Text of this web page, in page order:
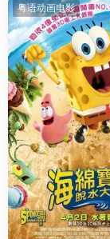
粤语动画电影